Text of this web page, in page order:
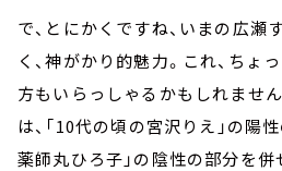
で、とにかくですね、いまの広
く、神がかり的魅力。これ、ちょ
方もいらっしゃるかもしれません
は、「10代の頃の宮沢りえ」の陽
薬師丸ひろ子」の陰性の部分を併